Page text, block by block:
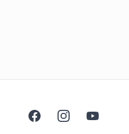
FacebookInstagramYouTube